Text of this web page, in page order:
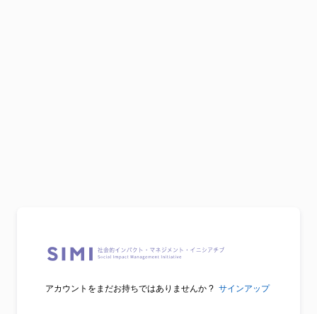
アカウントをまだお持ちではありませんか ? サインアップ